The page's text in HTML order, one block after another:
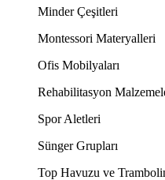
Minder Çeşitleri
Montessori Materyalleri
Ofis Mobilyaları
Rehabilitasyon
Spor Aletleri
Sünger Grupları
Top Havuzu ve